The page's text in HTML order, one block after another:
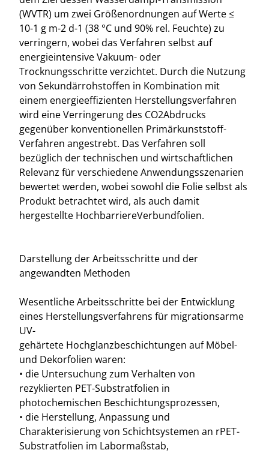
(WVTR) um zwei Größenordnungen auf Werte ≤
10-1 g m-2 d-1 (38 °C und 90% rel. Feuchte) zu
verringern, wobei das Verfahren selbst auf
energieintensive Vakuum- oder
Trocknungsschritte verzichtet. Durch die Nutzung
von Sekundärrohstoffen in Kombination mit
einem energieeffizienten Herstellungsverfahren
wird eine Verringerung des CO2Abdrucks
gegenüber konventionellen Primärkunststoff-
Verfahren angestrebt. Das Verfahren soll
bezüglich der technischen und wirtschaftlichen
Relevanz für verschiedene Anwendungsszenarien
bewertet werden, wobei sowohl die Folie selbst als
Produkt betrachtet wird, als auch damit
hergestellte HochbarriereVerbundfolien.
Darstellung der Arbeitsschritte und der
angewandten Methoden
Wesentliche Arbeitsschritte bei der Entwicklung
eines Herstellungsverfahrens für migrationsarme
UV-
gehärtete Hochglanzbeschichtungen auf Möbel-
und Dekorfolien waren:
• die Untersuchung zum Verhalten von
rezyklierten PET-Substratfolien in
photochemischen Beschichtungsprozessen,
• die Herstellung, Anpassung und
Charakterisierung von Schichtsystemen an rPET-
Substratfolien im Labormaßstab,